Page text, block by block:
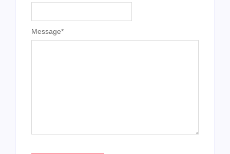
Message*